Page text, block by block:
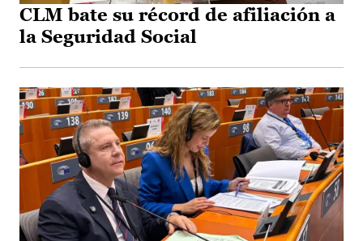
CLM bate su récord de afiliación a
la Seguridad Social